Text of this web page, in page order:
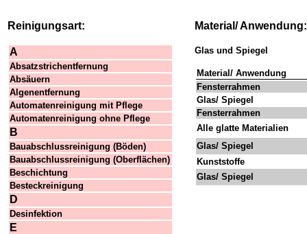
Reinigungsart: Material/ Anwendung:
A
Absatzstrichentfernung
Absäuern
Algenentfernung
Automatenreinigung mit Pflege
Automatenreinigung ohne Pflege
B
Bauabschlussreinigung (Böden)
Bauabschlussreinigung (Oberflächen)
Beschichtung
Besteckreinigung
D
Desinfektion
E
Glas und Spiegel
Material/ Anwendung
Fensterrahmen
Glas/ Spiegel
Fensterrahmen
Alle glatte Materialien
Glas/ Spiegel
Kunststoffe
Glas/ Spiegel